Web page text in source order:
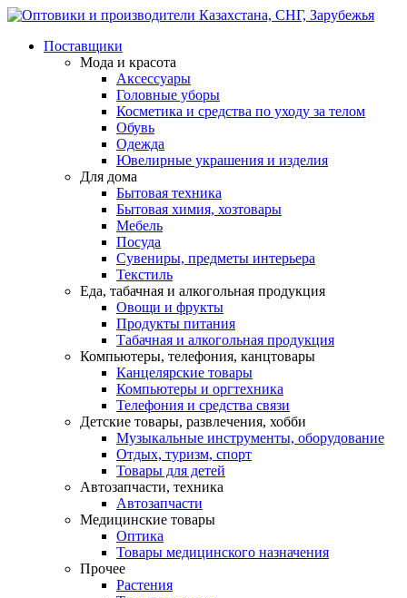
Поставщики
Мода и красота
Аксессуары
Головные уборы
Косметика и средства по уходу за телом
Обувь
Одежда
Ювелирные украшения и изделия
Для дома
Бытовая техника
Бытовая химия, хозтовары
Мебель
Посуда
Сувениры, предметы интерьера
Текстиль
Еда, табачная и алкогольная продукция
Овощи и фрукты
Продукты питания
Табачная и алкогольная продукция
Компьютеры, телефония, канцтовары
Канцелярские товары
Компьютеры и оргтехника
Телефония и средства связи
Детские товары, развлечения, хобби
Музыкальные инструменты, оборудование
Отдых, туризм, спорт
Товары для детей
Автозапчасти, техника
Автозапчасти
Медицинские товары
Оптика
Товары медицинского назначения
Прочее
Растения